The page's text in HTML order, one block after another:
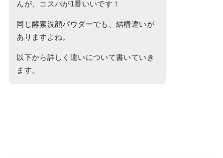
んが、コスパが1番いいです！
同じ酵素洗顔パウダーでも、結構違いが
ありますよね。
以下から詳しく違いについて書いていき
ます。